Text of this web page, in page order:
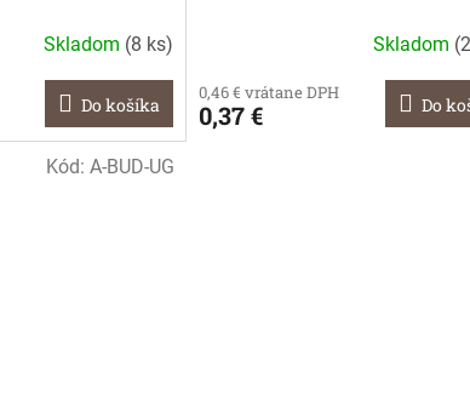
Skladom (8 ks)
Do košíka
Skladom (
0,46 € vrátane DPH
0,37 € Do
Kód: A-BUD-UG